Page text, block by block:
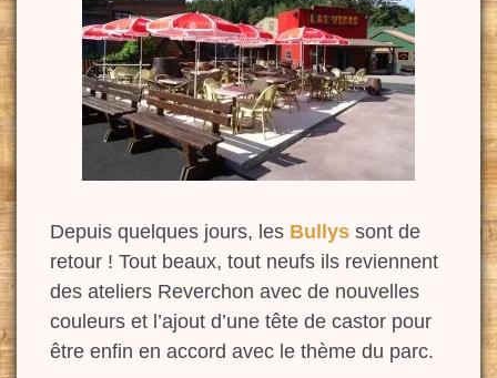
Depuis quelques jours, les Bullys sont de
retour ! Tout beaux, tout neufs ils reviennent
des ateliers Reverchon avec de nouvelles
couleurs et l’ajout d’une tête de castor pour
être enfin en accord avec le thème du parc.